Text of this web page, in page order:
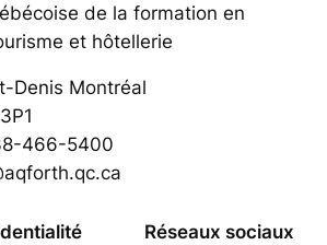
de la formation en
et hôtellerie
Denis Montréal
466-5400
Réseaux sociaux